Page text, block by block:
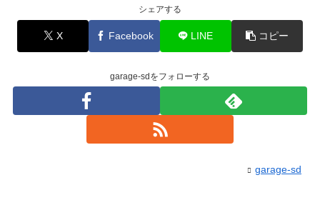
シェアする
X Facebook LINE コピー
garage-sdをフォローする
garage-sd